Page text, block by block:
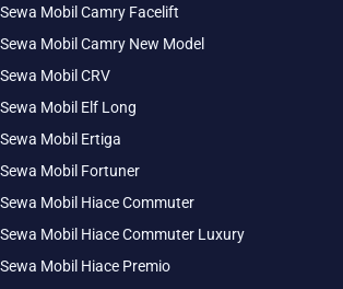
Sewa Mobil Camry Facelift
Sewa Mobil Camry New Model
Sewa Mobil CRV
Sewa Mobil Elf Long
Sewa Mobil Ertiga
Sewa Mobil Fortuner
Sewa Mobil Hiace Commuter
Sewa Mobil Hiace Commuter Luxury
Sewa Mobil Hiace Premio